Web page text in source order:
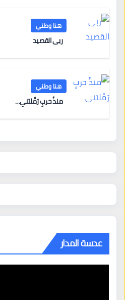
هنا وطني
ربى القصيد
هنا وطني
منذُ حربٍ رَمَّلتني…
عدسة المدار